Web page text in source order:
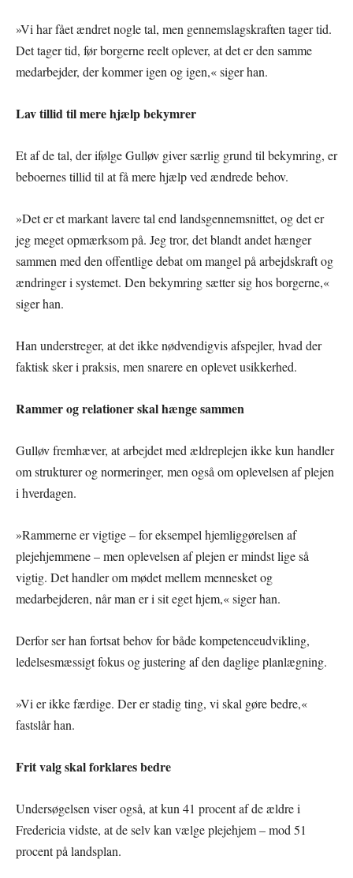
»Vi har fået ændret nogle tal, men gennemslagskraften tager tid.
Det tager tid, før borgerne reelt oplever, at det er den samme
medarbejder, der kommer igen og igen,« siger han.
Lav tillid til mere hjælp bekymrer
Et af de tal, der ifølge Gulløv giver særlig grund til bekymring, er
beboernes tillid til at få mere hjælp ved ændrede behov.
»Det er et markant lavere tal end landsgennemsnittet, og det er
jeg meget opmærksom på. Jeg tror, det blandt andet hænger
sammen med den offentlige debat om mangel på arbejdskraft og
ændringer i systemet. Den bekymring sætter sig hos borgerne,«
siger han.
Han understreger, at det ikke nødvendigvis afspejler, hvad der
faktisk sker i praksis, men snarere en oplevet usikkerhed.
Rammer og relationer skal hænge sammen
Gulløv fremhæver, at arbejdet med ældreplejen ikke kun handler
om strukturer og normeringer, men også om oplevelsen af plejen
i hverdagen.
»Rammerne er vigtige – for eksempel hjemliggørelsen af
plejehjemmene – men oplevelsen af plejen er mindst lige så
vigtig. Det handler om mødet mellem mennesket og
medarbejderen, når man er i sit eget hjem,« siger han.
Derfor ser han fortsat behov for både kompetenceudvikling,
ledelsesmæssigt fokus og justering af den daglige planlægning.
»Vi er ikke færdige. Der er stadig ting, vi skal gøre bedre,«
fastslår han.
Frit valg skal forklares bedre
Undersøgelsen viser også, at kun 41 procent af de ældre i
Fredericia vidste, at de selv kan vælge plejehjem – mod 51
procent på landsplan.